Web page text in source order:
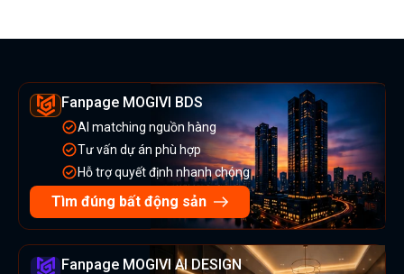
Fanpage MOGIVI BDS
AI matching nguồn hàng
Tư vấn dự án phù hợp
Hỗ trợ quyết định nhanh chóng
Tìm đúng bất động sản
Fanpage MOGIVI AI DESIGN